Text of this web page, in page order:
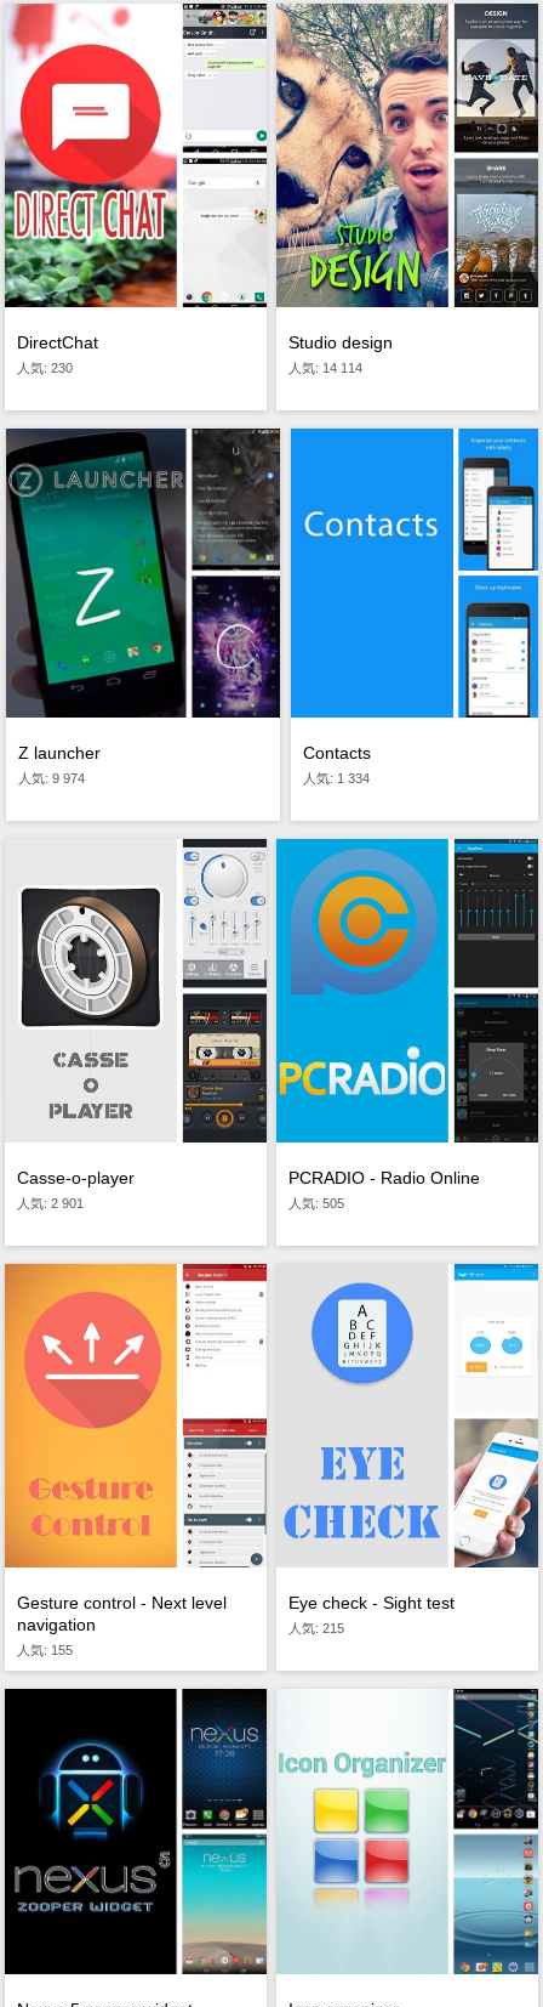
DirectChat
人気: 230
Studio design
人気: 14 114
Z launcher
人気: 9 974
Contacts
人気: 1 334
Casse-o-player
人気: 2 901
PCRADIO - Radio Online
人気: 505
Gesture control - Next level
navigation
人気: 155
Eye check - Sight test
人気: 215